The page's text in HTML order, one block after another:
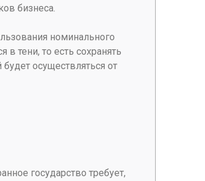
бизнеса.
номинального
в тени, то есть сохранять
осуществляться от
государство требует,